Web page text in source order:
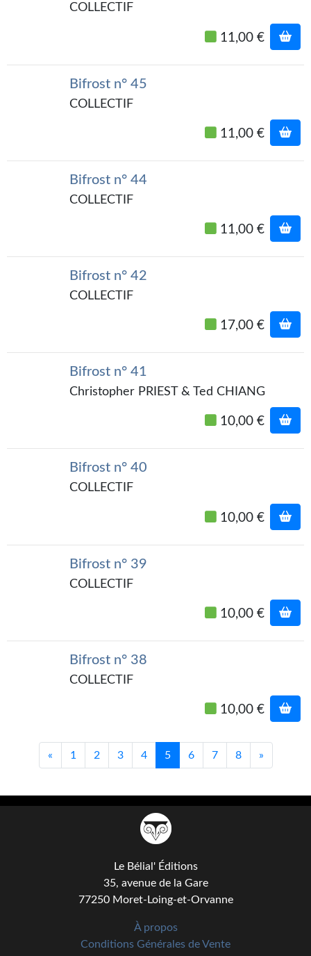
Newsletter
LE BLOG BIFROST
Tous les articles
Soumettre un manuscrit
COLLECTIF
11,00 €
Bifrost n° 45
COLLECTIF
11,00 €
Bifrost n° 44
COLLECTIF
11,00 €
Bifrost n° 42
COLLECTIF
17,00 €
Bifrost n° 41
Christopher PRIEST & Ted CHIANG
10,00 €
Bifrost n° 40
COLLECTIF
10,00 €
Bifrost n° 39
COLLECTIF
10,00 €
Bifrost n° 38
COLLECTIF
10,00 €
« 1 2 3 4 5 6 7 8 »
Le Bélial' Éditions
35, avenue de la Gare
77250 Moret-Loing-et-Orvanne
À propos
Conditions Générales de Vente